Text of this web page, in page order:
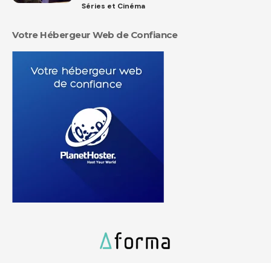
Séries et Cinéma
Votre Hébergeur Web de Confiance